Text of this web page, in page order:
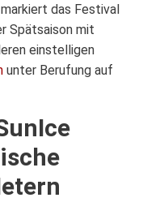
das Festival
Spätsaison mit
einstelligen
unter Berufung auf